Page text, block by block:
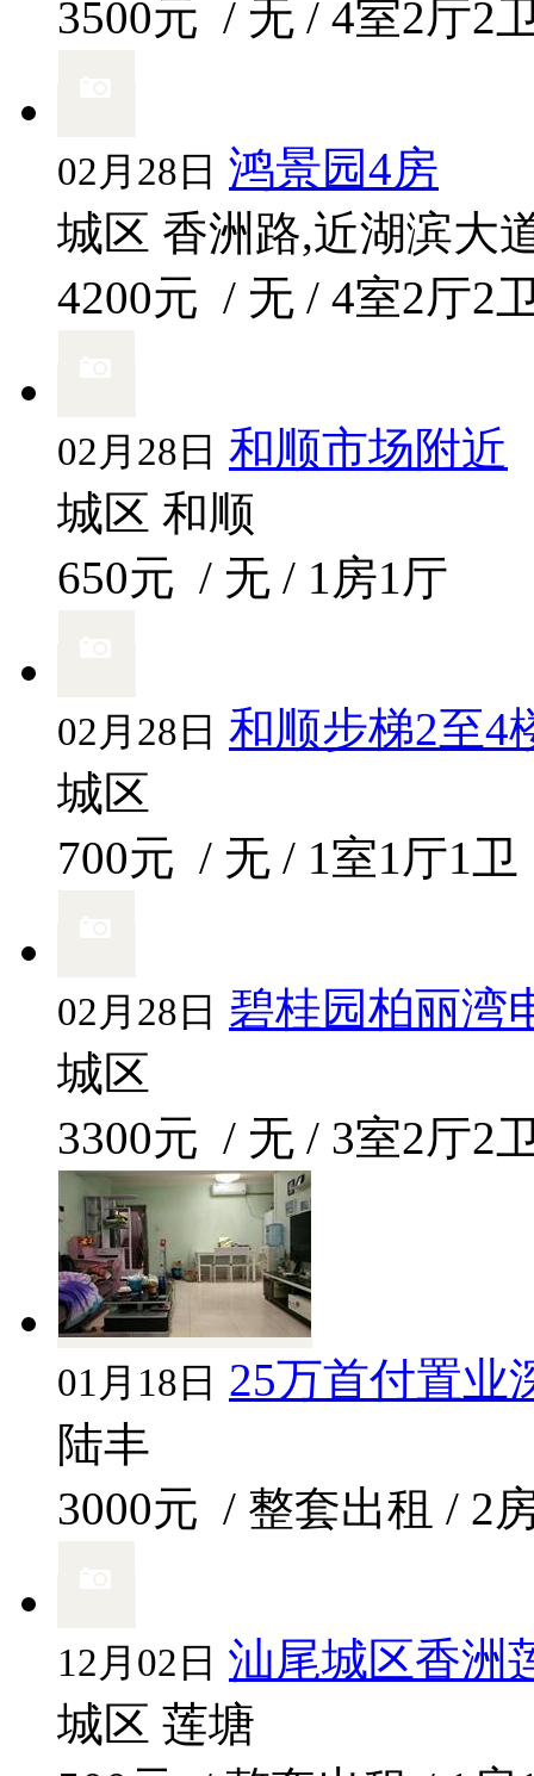
3500元 / 无 / 4室2厅2
02月28日 鸿景园4房
城区 香洲路,近湖滨大
4200元 / 无 / 4室2厅2
02月28日 和顺市场附近
城区 和顺
650元 / 无 / 1房1厅
02月28日 和顺步梯2至4
城区
700元 / 无 / 1室1厅1卫
02月28日 碧桂园柏丽湾
城区
3300元 / 无 / 3室2厅2
01月18日 25万首付置业
陆丰
3000元 / 整套出租 / 2
12月02日 汕尾城区香洲
城区 莲塘